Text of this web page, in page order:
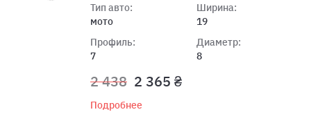
Тип авто:
мото
Профиль:
7
Ширина:
19
Диаметр:
8
2 438 2 365 ₴
Подробнее